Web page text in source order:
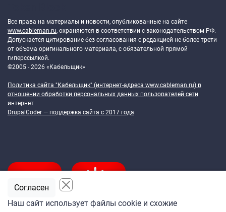
Все права на материалы и новости, опубликованные на сайте
www.cableman.ru, охраняются в соответствии с законодательством РФ.
Допускается цитирование без согласования с редакцией не более трети
от объема оригинального материала, с обязательной прямой
гиперссылкой.
©2005 - 2026 «Кабельщик»
Политика сайта "Кабельщик" (интернет-адреса www.cableman.ru) в
отношении обработки персональных данных пользователей сети
интернет
DrupalCoder — поддержка сайта c 2017 года
Наш сайт использует файлы cookie и схожие
Согласен